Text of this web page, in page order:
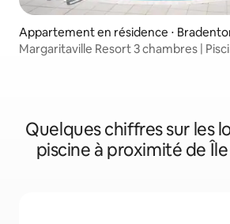
Appartement en résidence ⋅
Margaritaville Resort 3 chambres |
Quelques chiffres sur les
piscine à proximité de